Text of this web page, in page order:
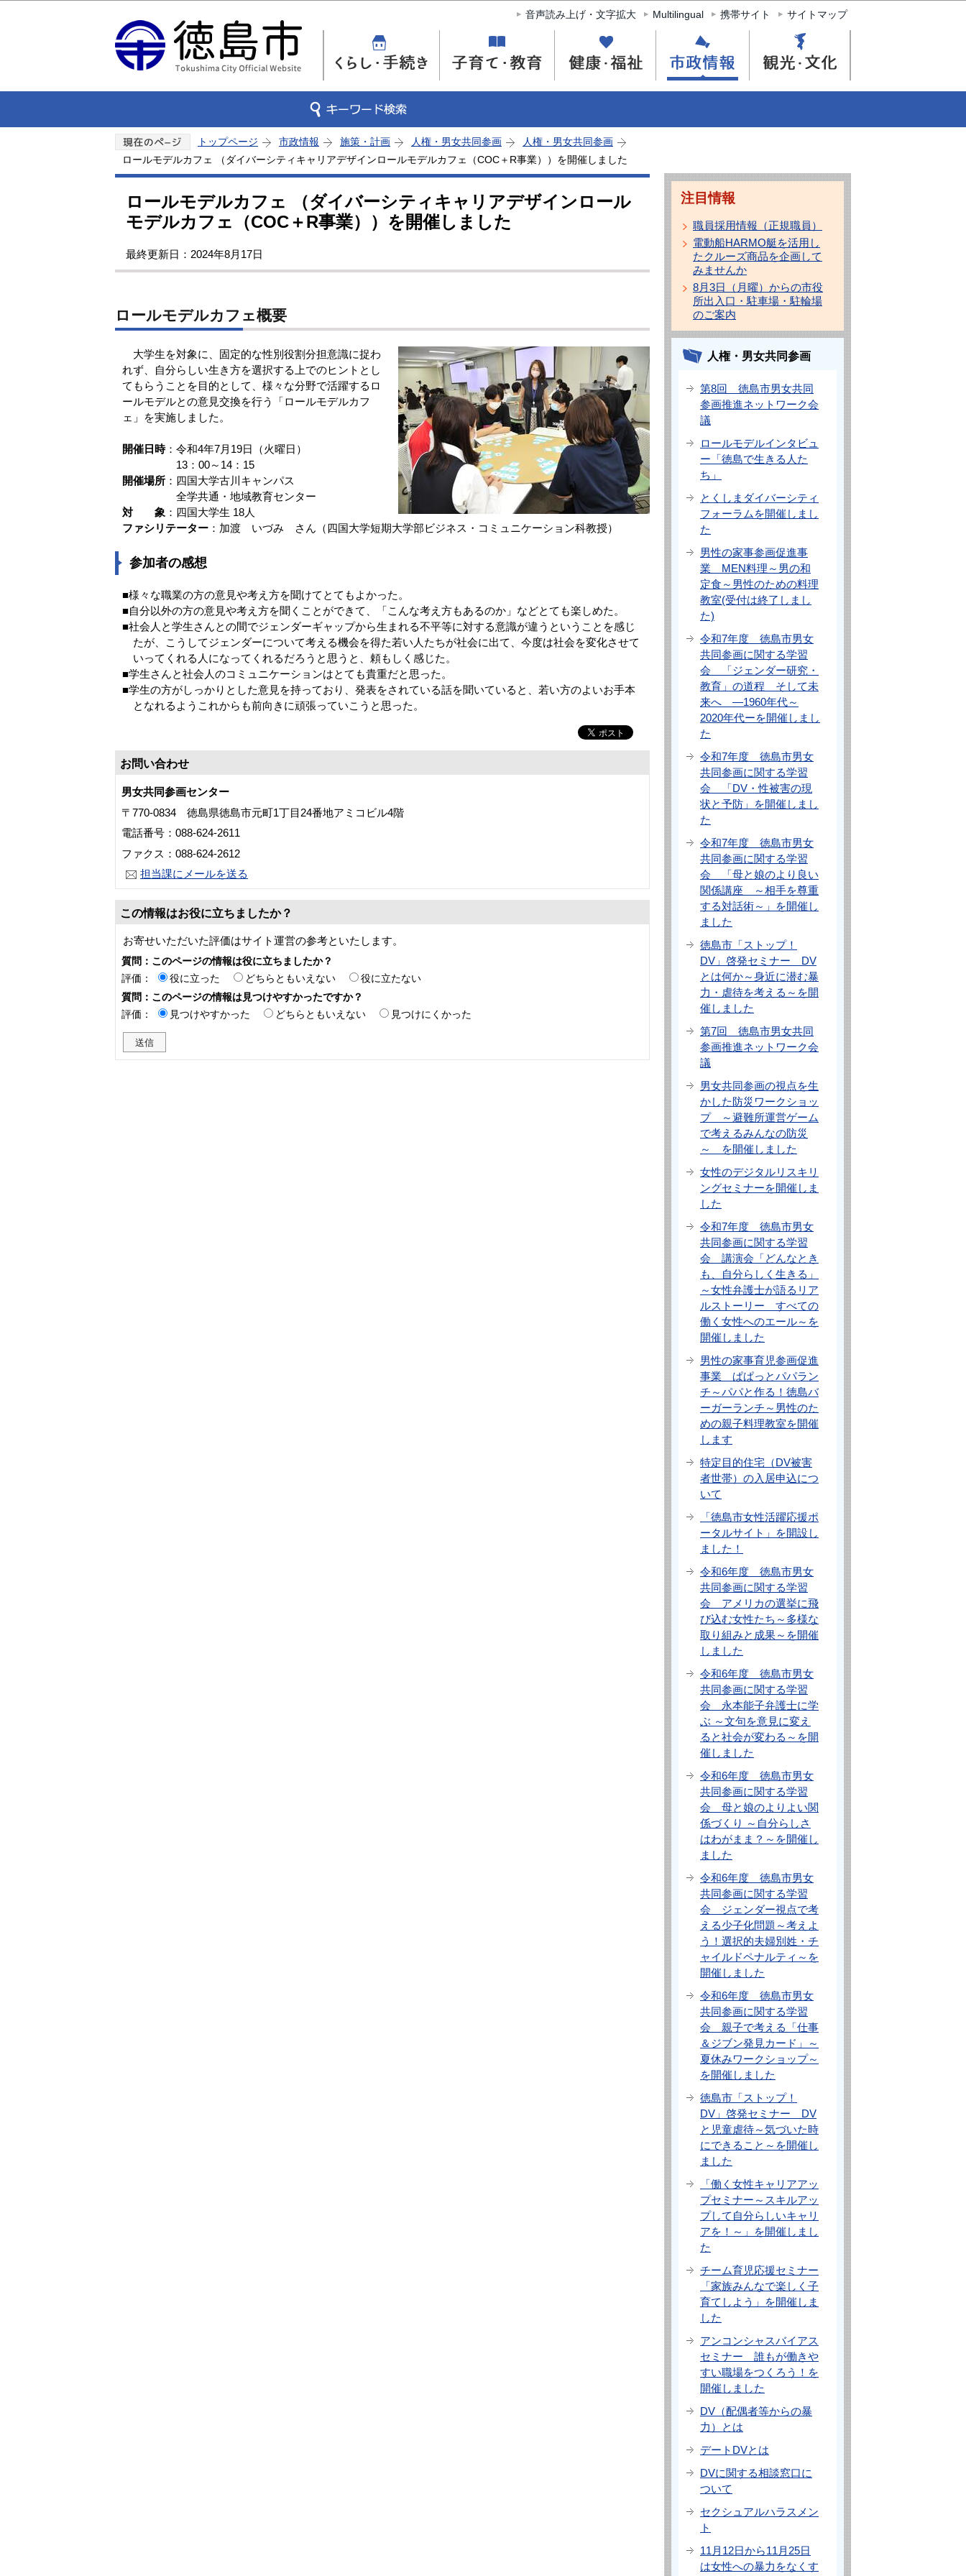
このページの本文へ移動
音声読み上げ・文字拡大 Multilingual 携帯サイト サイトマップ
トップページ 市政情報 施策・計画 人権・男女共同参画
人権・男女共同参画
ロールモデルカフェ （ダイバーシティキャリアデザインロールモデルカフェ（COC＋R事業））を開催しました
ロールモデルカフェ （ダイバーシティキャリアデザインロール
モデルカフェ（COC＋R事業））を開催しました
最終更新日：2024年8月17日
ロールモデルカフェ概要
大学生を対象に、固定的な性別役割分担意識に捉わ
れず、自分らしい生き方を選択する上でのヒントとし
てもらうことを目的として、様々な分野で活躍するロ
ールモデルとの意見交換を行う「ロールモデルカフ
ェ」を実施しました。
開催日時：令和4年7月19日（火曜日）
13：00～14：15
開催場所 ：四国大学古川キャンパス
全学共通・地域教育センター
対 象 ：四国大学生 18人
ファシリテーター ：加渡 いづみ さん（四国大学短期大学部ビジネス・コミュニケーション科教授）
参加者の感想
■様々な職業の方の意見や考え方を聞けてとてもよかった。
■自分以外の方の意見や考え方を聞くことができて、「こんな考え方もあるのか」などとても楽しめた。
■社会人と学生さんとの間でジェンダーギャップから生まれる不平等に対する意識が違うということを感じ
たが、こうしてジェンダーについて考える機会を得た若い人たちが社会に出て、今度は社会を変化させて
いってくれる人になってくれるだろうと思うと、頼もしく感じた。
■学生さんと社会人のコミュニケーションはとても貴重だと思った。
■学生の方がしっかりとした意見を持っており、発表をされている話を聞いていると、若い方のよいお手本
となれるようこれからも前向きに頑張っていこうと思った。
お問い合わせ
男女共同参画センター
〒770-0834 徳島県徳島市元町1丁目24番地アミコビル4階
電話番号：088-624-2611
ファクス：088-624-2612
担当課にメールを送る
この情報はお役に立ちましたか？
お寄せいただいた評価はサイト運営の参考といたします。
質問：このページの情報は役に立ちましたか？
評価：
役に立った どちらともいえない
役に立たない
質問：このページの情報は見つけやすかったですか？
評価：
見つけやすかった どちらともいえない 見つけにくかった
注目情報
職員採用情報（正規職員）
電動船HARMO艇を活用し
たクルーズ商品を企画して
みませんか
8月3日（月曜）からの市役
所出入口・駐車場・駐輪場
のご案内
人権・男女共同参画
第8回 徳島市男女共同
参画推進ネットワーク会
議
ロールモデルインタビュ
ー「徳島で生きる人た
ち」
とくしまダイバーシティ
フォーラムを開催しまし
た
男性の家事参画促進事
業 MEN料理～男の和
定食～男性のための料理
教室(受付は終了しまし
た)
令和7年度 徳島市男女
共同参画に関する学習
会 「ジェンダー研究・
教育」の道程 そして未
来へ ―1960年代～
2020年代ーを開催しまし
た
令和7年度 徳島市男女
共同参画に関する学習
会 「DV・性被害の現
状と予防」を開催しまし
た
令和7年度 徳島市男女
共同参画に関する学習
会 「母と娘のより良い
関係講座 ～相手を尊重
する対話術～」を開催し
ました
徳島市「ストップ！
DV」啓発セミナー DV
とは何か～身近に潜む暴
力・虐待を考える～を開
催しました
第7回 徳島市男女共同
参画推進ネットワーク会
議
男女共同参画の視点を生
かした防災ワークショッ
プ ～避難所運営ゲーム
で考えるみんなの防災
～ を開催しました
女性のデジタルリスキリ
ングセミナーを開催しま
した
令和7年度 徳島市男女
共同参画に関する学習
会 講演会「どんなとき
も、自分らしく生きる」
～女性弁護士が語るリア
ルストーリー すべての
働く女性へのエール～を
開催しました
男性の家事育児参画促進
事業 ぱぱっとパパラン
チ～パパと作る！徳島バ
ーガーランチ～男性のた
めの親子料理教室を開催
します
特定目的住宅（DV被害
者世帯）の入居申込につ
いて
「徳島市女性活躍応援ポ
ータルサイト」を開設し
ました！
令和6年度 徳島市男女
共同参画に関する学習
会 アメリカの選挙に飛
び込む女性たち～多様な
取り組みと成果～を開催
しました
令和6年度 徳島市男女
共同参画に関する学習
会 永本能子弁護士に学
ぶ ～文句を意見に変え
ると社会が変わる～を開
催しました
令和6年度 徳島市男女
共同参画に関する学習
会 母と娘のよりよい関
係づくり ～自分らしさ
はわがまま？～を開催し
ました
令和6年度 徳島市男女
共同参画に関する学習
会 ジェンダー視点で考
える少子化問題～考えよ
う！選択的夫婦別姓・チ
ャイルドペナルティ～を
開催しました
令和6年度 徳島市男女
共同参画に関する学習
会 親子で考える「仕事
＆ジブン発見カード」～
夏休みワークショップ～
を開催しました
徳島市「ストップ！
DV」啓発セミナー DV
と児童虐待～気づいた時
にできること～を開催し
ました
「働く女性キャリアアッ
プセミナー～スキルアッ
プして自分らしいキャリ
アを！～」を開催しまし
た
チーム育児応援セミナー
「家族みんなで楽しく子
育てしよう」を開催しま
した
アンコンシャスバイアス
セミナー 誰もが働きや
すい職場をつくろう！を
開催しました
DV（配偶者等からの暴
力）とは
デートDVとは
DVに関する相談窓口に
ついて
セクシュアルハラスメン
ト
11月12日から11月25日
は女性への暴力をなくす